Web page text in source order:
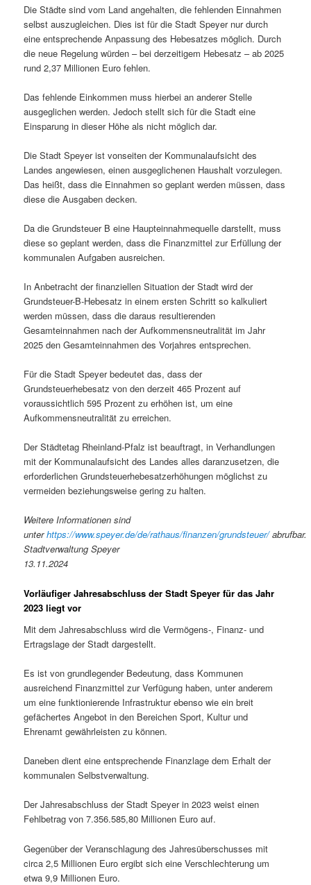
Die Städte sind vom Land angehalten, die fehlenden Einnahmen
selbst auszugleichen. Dies ist für die Stadt Speyer nur durch
eine entsprechende Anpassung des Hebesatzes möglich. Durch
die neue Regelung würden – bei derzeitigem Hebesatz – ab 2025
rund 2,37 Millionen Euro fehlen.
Das fehlende Einkommen muss hierbei an anderer Stelle
ausgeglichen werden. Jedoch stellt sich für die Stadt eine
Einsparung in dieser Höhe als nicht möglich dar.
Die Stadt Speyer ist vonseiten der Kommunalaufsicht des
Landes angewiesen, einen ausgeglichenen Haushalt vorzulegen.
Das heißt, dass die Einnahmen so geplant werden müssen, dass
diese die Ausgaben decken.
Da die Grundsteuer B eine Haupteinnahmequelle darstellt, muss
diese so geplant werden, dass die Finanzmittel zur Erfüllung der
kommunalen Aufgaben ausreichen.
In Anbetracht der finanziellen Situation der Stadt wird der
Grundsteuer-B-Hebesatz in einem ersten Schritt so kalkuliert
werden müssen, dass die daraus resultierenden
Gesamteinnahmen nach der Aufkommensneutralität im Jahr
2025 den Gesamteinnahmen des Vorjahres entsprechen.
Für die Stadt Speyer bedeutet das, dass der
Grundsteuerhebesatz von den derzeit 465 Prozent auf
voraussichtlich 595 Prozent zu erhöhen ist, um eine
Aufkommensneutralität zu erreichen.
Der Städtetag Rheinland-Pfalz ist beauftragt, in Verhandlungen
mit der Kommunalaufsicht des Landes alles daranzusetzen, die
erforderlichen Grundsteuerhebesatzerhöhungen möglichst zu
vermeiden beziehungsweise gering zu halten.
Weitere Informationen sind
unterhttps://www.speyer.de/de/rathaus/finanzen/grundsteuer/abrufbar.
Stadtverwaltung Speyer
13.11.2024
Vorläufiger Jahresabschluss der Stadt Speyer für das Jahr
2023 liegt vor
Mit dem Jahresabschluss wird die Vermögens-, Finanz- und
Ertragslage der Stadt dargestellt.
Es ist von grundlegender Bedeutung, dass Kommunen
ausreichend Finanzmittel zur Verfügung haben, unter anderem
um eine funktionierende Infrastruktur ebenso wie ein breit
gefächertes Angebot in den Bereichen Sport, Kultur und
Ehrenamt gewährleisten zu können.
Daneben dient eine entsprechende Finanzlage dem Erhalt der
kommunalen Selbstverwaltung.
Der Jahresabschluss der Stadt Speyer in 2023 weist einen
Fehlbetrag von 7.356.585,80 Millionen Euro auf.
Gegenüber der Veranschlagung des Jahresüberschusses mit
circa 2,5 Millionen Euro ergibt sich eine Verschlechterung um
etwa 9,9 Millionen Euro.